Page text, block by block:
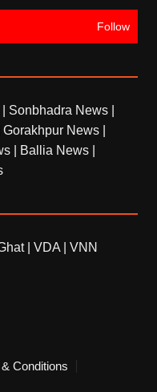
Follow
Sonbhadra News
Gorakhpur News
Ballia News
| VDA VNN
Conditions